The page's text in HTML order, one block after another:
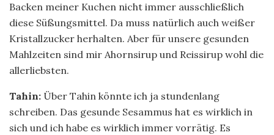
Backen meiner Kuchen nicht immer ausschließlich
diese Süßungsmittel. Da muss natürlich auch weißer
Kristallzucker herhalten. Aber für unsere gesunden
Mahlzeiten sind mir Ahornsirup und Reissirup wohl die
allerliebsten.
Tahin: Über Tahin könnte ich ja stundenlang
schreiben. Das gesunde Sesammus hat es wirklich in
sich und ich habe es wirklich immer vorrätig. Es